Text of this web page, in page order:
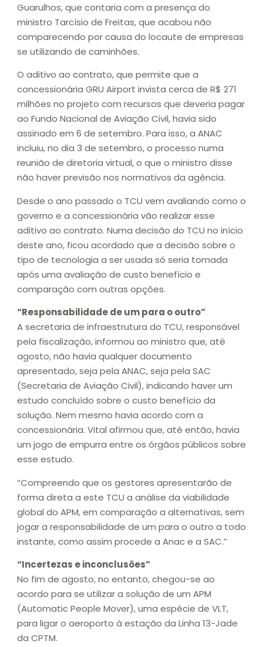
Guarulhos, que contaria com a presença do
ministro Tarcísio de Freitas, que acabou não
comparecendo por causa do locaute de empresas
se utilizando de caminhões.
O aditivo ao contrato, que permite que a
concessionária GRU Airport invista cerca de R$ 271
milhões no projeto com recursos que deveria pagar
ao Fundo Nacional de Aviação Civil, havia sido
assinado em 6 de setembro. Para isso, a ANAC
incluiu, no dia 3 de setembro, o processo numa
reunião de diretoria virtual, o que o ministro disse
não haver previsão nos normativos da agência.
Desde o ano passado o TCU vem avaliando como o
governo e a concessionária vão realizar esse
aditivo ao contrato. Numa decisão do TCU no início
deste ano, ficou acordado que a decisão sobre o
tipo de tecnologia a ser usada só seria tomada
após uma avaliação de custo benefício e
comparação com outras opções.
“Responsabilidade de um para o outro”
A secretaria de infraestrutura do TCU, responsável
pela fiscalização, informou ao ministro que, até
agosto, não havia qualquer documento
apresentado, seja pela ANAC, seja pela SAC
(Secretaria de Aviação Civil), indicando haver um
estudo concluído sobre o custo benefício da
solução. Nem mesmo havia acordo com a
concessionária. Vital afirmou que, até então, havia
um jogo de empurra entre os órgãos públicos sobre
esse estudo.
“Compreendo que os gestores apresentarão de
forma direta a este TCU a análise da viabilidade
global do APM, em comparação a alternativas, sem
jogar a responsabilidade de um para o outro a todo
instante, como assim procede a Anac e a SAC.”
“Incertezas e inconclusões”
No fim de agosto, no entanto, chegou-se ao
acordo para se utilizar a solução de um APM
(Automatic People Mover), uma espécie de VLT,
para ligar o aeroporto à estação da Linha 13-Jade
da CPTM.